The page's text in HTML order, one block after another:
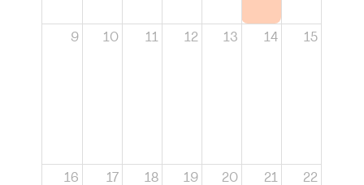
9 10 11 12 13 14 15
16 17 18 19 20 21 22